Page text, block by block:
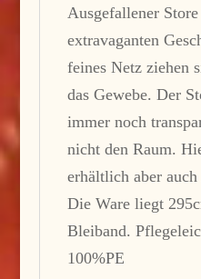
Ausgefallener
extravaganten
feines Netz ziehen
das Gewebe. Der
immer noch
nicht den Raum.
erhältlich aber
Die Ware liegt
Bleiband.
100%PE